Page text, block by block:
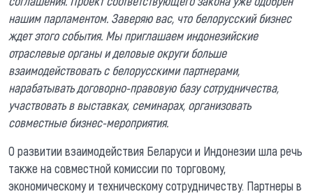
нашим парламентом. Заверяю вас, что белорусский бизнес
ждет этого события. Мы приглашаем индонезийские
отраслевые органы и деловые округи больше
взаимодействовать с белорусскими партнерами,
нарабатывать договорно-правовую базу сотрудничества,
участвовать в выставках, семинарах, организовать
совместные бизнес-мероприятия.
О развитии взаимодействия Беларуси и Индонезии шла речь
также на совместной комиссии по торговому,
экономическому и техническому сотрудничеству. Партнеры в